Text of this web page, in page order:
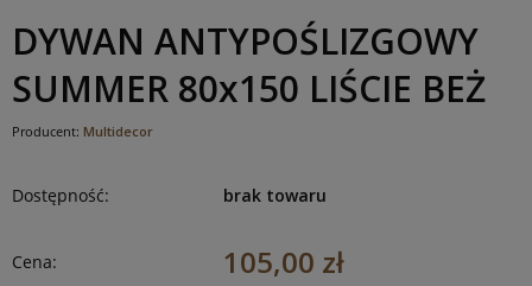
DYWAN ANTYPOŚLIZGOWY
SUMMER 80x150 LIŚCIE BEŻ
Producent: Multidecor
Dostępność: brak towaru
Cena: 105,00 zł